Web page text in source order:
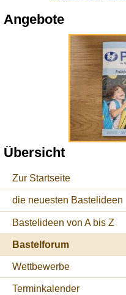
Angebote
Übersicht
Zur Startseite
die neuesten Bastelideen
Bastelideen von A bis Z
Bastelforum
Wettbewerbe
Terminkalender